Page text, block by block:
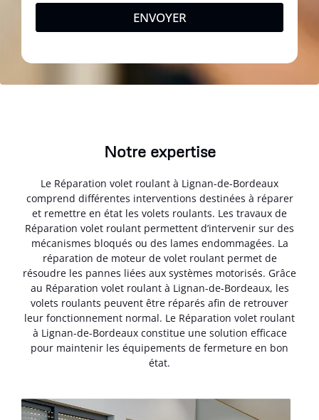
ENVOYER
Notre expertise
Le Réparation volet roulant à Lignan-de-Bordeaux
comprend différentes interventions destinées à réparer
et remettre en état les volets roulants. Les travaux de
Réparation volet roulant permettent d’intervenir sur des
mécanismes bloqués ou des lames endommagées. La
réparation de moteur de volet roulant permet de
résoudre les pannes liées aux systèmes motorisés. Grâce
au Réparation volet roulant à Lignan-de-Bordeaux, les
volets roulants peuvent être réparés afin de retrouver
leur fonctionnement normal. Le Réparation volet roulant
à Lignan-de-Bordeaux constitue une solution efficace
pour maintenir les équipements de fermeture en bon
état.